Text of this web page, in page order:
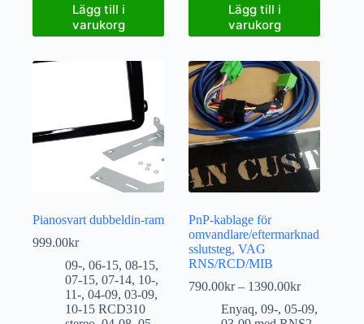
Lägg till i
varukorg
Lägg till i
varukorg
Pianosvart dubbeldin-ram
999.00kr
09-, 06-15, 08-15,
07-15, 07-14, 10-,
11-, 04-09, 03-09,
10-15 RCD310
PnP-kablage för
omvandlare/eftermarknad
sslutsteg, VAG
RNS/RCD/MIB
790.00kr – 1390.00kr
Enyaq,09-,05-09,